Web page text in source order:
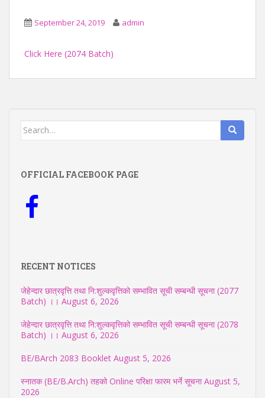
September 24, 2019 admin
Click Here (2074 Batch)
Search
OFFICIAL FACEBOOK PAGE
RECENT NOTICES
जेहेन्दार छात्रवृत्ति तथा नि:शुल्कवृत्तिको सम्भावित सूची सम्बन्धी सूचना (2077
Batch) ।। August 6, 2026
जेहेन्दार छात्रवृत्ति तथा नि:शुल्कवृत्तिको सम्भावित सूची सम्बन्धी सूचना (2078
Batch) ।। August 6, 2026
BE/BArch 2083 Booklet August 5, 2026
स्नातक (BE/B.Arch) तहको Online परिक्षा फारम भर्ने सूचना August 5,
2026